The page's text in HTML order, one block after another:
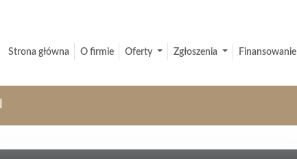
Strona główna O firmie Oferty Zgłoszenia Finansowanie